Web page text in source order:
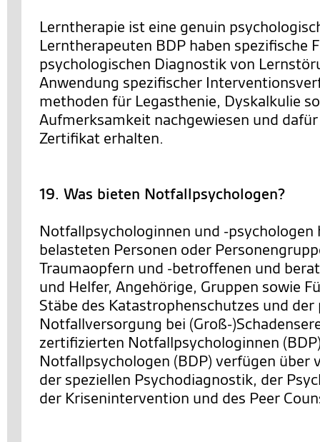
Lerntherapie ist eine genuin
Lerntherapeuten BDP haben spezifische
psychologischen Diagnostik von
Anwendung spezifischer
methoden für Legasthenie, Dyskalkulie
Aufmerksamkeit nachgewiesen und
Zertifikat erhalten.
19. Was bieten Notfallpsychologen?
Notfallpsychologinnen und -psychologen
belasteten Personen oder
Traumaopfern und -betroffenen und
und Helfer, Angehörige, Gruppen sowie
Stäbe des Katastrophenschutzes und der
Notfallversorgung bei (Groß-
zertifizierten Notfallpsychologinnen
Notfallpsychologen (BDP) verfügen über
der speziellen Psychodiagnostik, der
der Krisenintervention und des Peer